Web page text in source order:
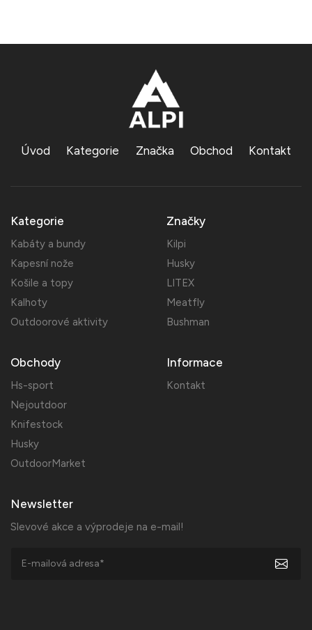
Úvod Kategorie Značka Obchod Kontakt
Kategorie
Kabáty a bundy
Kapesní nože
Košile a topy
Kalhoty
Outdoorové aktivity
Značky
Kilpi
Husky
LITEX
Meatfly
Bushman
Obchody
Hs-sport
Nejoutdoor
Knifestock
Husky
OutdoorMarket
Informace
Kontakt
Newsletter
Slevové akce a výprodeje na e-mail!